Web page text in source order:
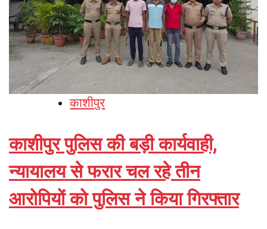
काशीपुर
काशीपुर पुलिस की बड़ी कार्यवाही,
न्यायालय से फरार चल रहे तीन
आरोपियों को पुलिस ने किया गिरफ्तार